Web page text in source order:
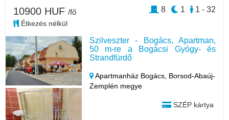
Szilveszter - Bogács, Apartman,
50 m-re a Bogácsi Gyógy- és
Strandfürdő
Apartmanház Bogács, Borsod-Abaúj-
Zemplén megye
SZÉP kártya
10900 HUF /fő
Étkezés nélkül
1 - 32
1
8